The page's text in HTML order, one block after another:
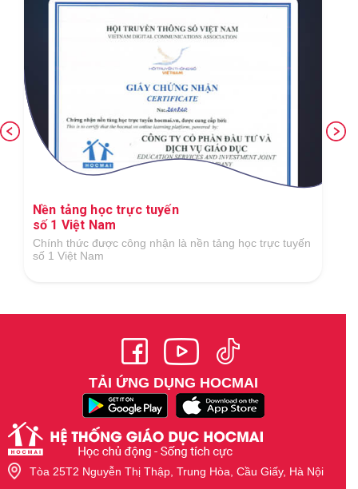
Nền tảng học trực tuyến
số 1 Việt Nam
Chính thức được công nhận là nền tảng học trực tuyến
số 1 Việt Nam
TẢI ỨNG DỤNG HOCMAI
Tòa 25T2 Nguyễn Thị Thập, Trung Hòa, Cầu Giấy, Hà Nội